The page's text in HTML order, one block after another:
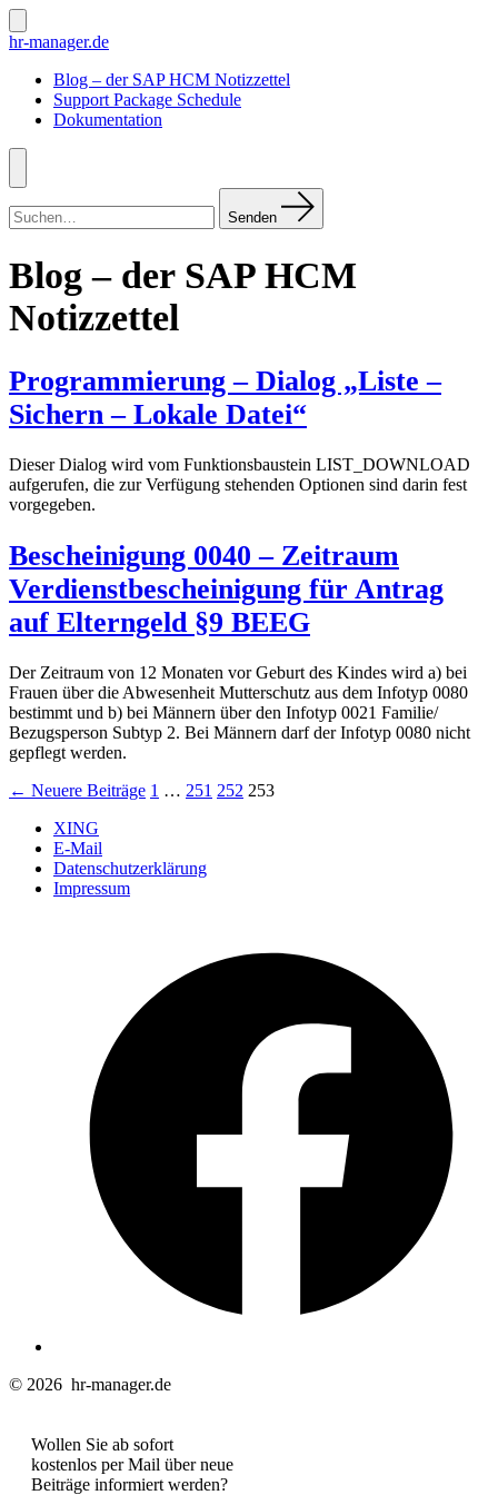
Zum
Inhalt
Suche
ein-/ausblenden
hr-manager.de
Blog – der SAP HCM Notizzettel
Support Package Schedule
Dokumentation
Menü
nach:
Senden
Blog – der SAP HCM
Notizzettel
Programmierung – Dialog „Liste –
Sichern – Lokale Datei“
Dieser Dialog wird vom Funktionsbaustein LIST_DOWNLOAD
aufgerufen, die zur Verfügung stehenden Optionen sind darin fest
vorgegeben.
Bescheinigung 0040 – Zeitraum
Verdienstbescheinigung für Antrag
auf Elterngeld §9 BEEG
Der Zeitraum von 12 Monaten vor Geburt des Kindes wird a) bei
Frauen über die Abwesenheit Mutterschutz aus dem Infotyp 0080
bestimmt und b) bei Männern über den Infotyp 0021 Familie/
Bezugsperson Subtyp 2. Bei Männern darf der Infotyp 0080 nicht
gepflegt werden.
Seitennummerierung
der
Beiträge
← Neuere Beiträge 1 … 251 252 253
XING
E-Mail
Datenschutzerklärung
Impressum
© 2026 hr-manager.de
Wollen Sie ab sofort
kostenlos per Mail über neue
Beiträge informiert werden?